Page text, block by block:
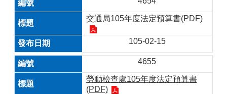
交通局105年度法定預算書(PDF)
105-02-15
4655
勞動檢查處105年度法定預算書
(PDF)